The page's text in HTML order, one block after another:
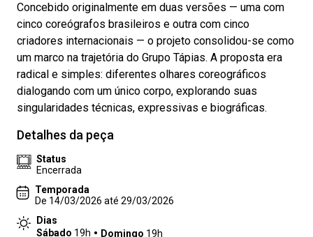
Concebido originalmente em duas versões — uma com
cinco coreógrafos brasileiros e outra com cinco
criadores internacionais — o projeto consolidou-se como
um marco na trajetória do Grupo Tápias. A proposta era
radical e simples: diferentes olhares coreográficos
dialogando com um único corpo, explorando suas
singularidades técnicas, expressivas e biográficas.
Detalhes da peça
Status
Encerrada
Temporada
De 14/03/2026 até 29/03/2026
Dias
Sábado 19h Domingo 19h